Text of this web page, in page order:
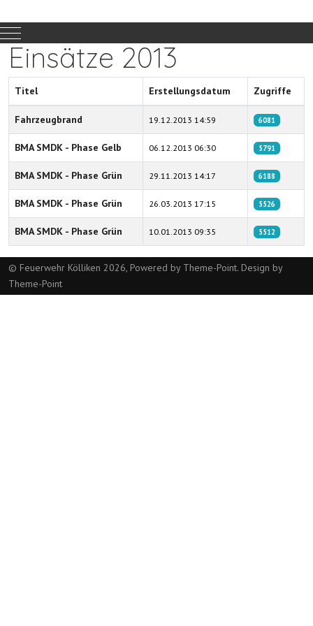
Mobile Menu Toggle
Einsätze 2013
Titel Erstellungsdatum Zugriffe
Fahrzeugbrand 19.12.2013 14:59 6081
BMA SMDK - Phase Gelb 06.12.2013 06:30 5791
BMA SMDK - Phase Grün 29.11.2013 14:17 6188
BMA SMDK - Phase Grün 26.03.2013 17:15 5526
BMA SMDK - Phase Grün 10.01.2013 09:35 5512
© Feuerwehr Kölliken 2026, Powered by Theme-Point. Design by
Theme-Point